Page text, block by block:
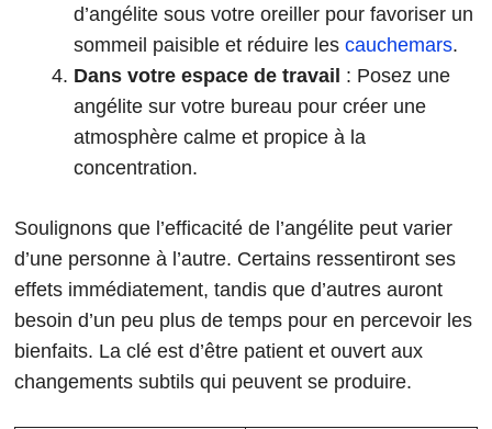
d’angélite sous votre oreiller pour favoriser un
sommeil paisible et réduire les cauchemars.
Dans votre espace de travail : Posez une
angélite sur votre bureau pour créer une
atmosphère calme et propice à la
concentration.
Soulignons que l’efficacité de l’angélite peut varier
d’une personne à l’autre. Certains ressentiront ses
effets immédiatement, tandis que d’autres auront
besoin d’un peu plus de temps pour en percevoir les
bienfaits. La clé est d’être patient et ouvert aux
changements subtils qui peuvent se produire.